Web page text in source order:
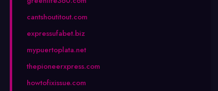
cantshoutitout.com
expressufabet.biz
mypuertoplata.net
thepioneerxpress.com
howtofixissue.com